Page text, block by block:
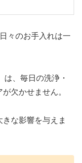
々のお手入れは一
、毎日の洗浄・
欠かせません。
な影響を与えま